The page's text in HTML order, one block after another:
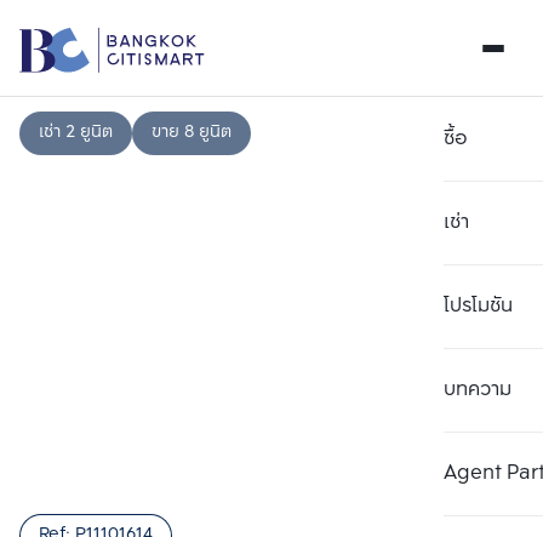
ซื้อ
เช่า
โปรโมชัน
บทความ
Agent
เช่า 2 ยูนิต ขาย 8 ยูนิต